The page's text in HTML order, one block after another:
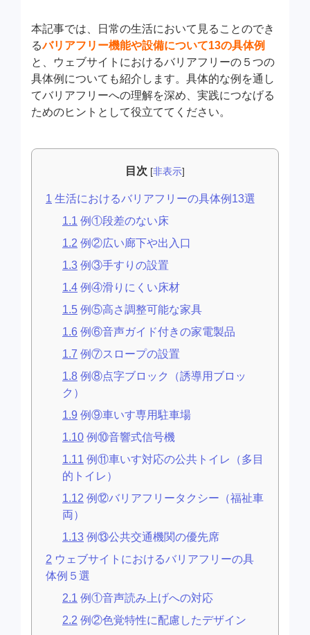
本記事では、日常の生活において見ることのでき
るバリアフリー機能や設備について13の具体例
と、ウェブサイトにおけるバリアフリーの５つの
具体例についても紹介します。具体的な例を通し
てバリアフリーへの理解を深め、実践につなげる
ためのヒントとして役立ててください。
目次 [非表示]
1 生活におけるバリアフリーの具体例13選
1.1 例①段差のない床
1.2 例②広い廊下や出入口
1.3 例③手すりの設置
1.4 例④滑りにくい床材
1.5 例⑤高さ調整可能な家具
1.6 例⑥音声ガイド付きの家電製品
1.7 例⑦スロープの設置
1.8 例⑧点字ブロック（誘導用ブロッ
ク）
1.9 例⑨車いす専用駐車場
1.10 例⑩音響式信号機
1.11 例⑪車いす対応の公共トイレ（多目
的トイレ）
1.12 例⑫バリアフリータクシー（福祉車
両）
1.13 例⑬公共交通機関の優先席
2 ウェブサイトにおけるバリアフリーの具
体例５選
2.1 例①音声読み上げへの対応
2.2 例②色覚特性に配慮したデザイン